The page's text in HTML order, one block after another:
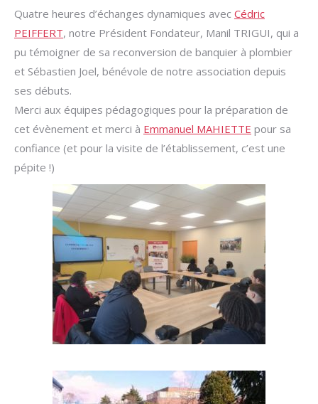
Quatre heures d’échanges dynamiques avec Cédric
PEIFFERT, notre Président Fondateur, Manil TRIGUI, qui a
pu témoigner de sa reconversion de banquier à plombier
et Sébastien Joel, bénévole de notre association depuis
ses débuts.
Merci aux équipes pédagogiques pour la préparation de
cet évènement et merci à Emmanuel MAHIETTE pour sa
confiance (et pour la visite de l’établissement, c’est une
pépite !)